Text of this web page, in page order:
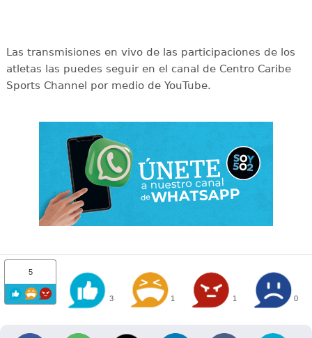
Las transmisiones en vivo de las participaciones de los
atletas las puedes seguir en el canal de Centro Caribe
Sports Channel por medio de YouTube.
5
3 1 1 0